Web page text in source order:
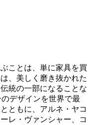
ことは、単に家具を買
、美しく磨き抜かれた
統の一部になることな
デザインを世界で最
ともに、アルネ・ヤコ
レ・ヴァンシャー、コ